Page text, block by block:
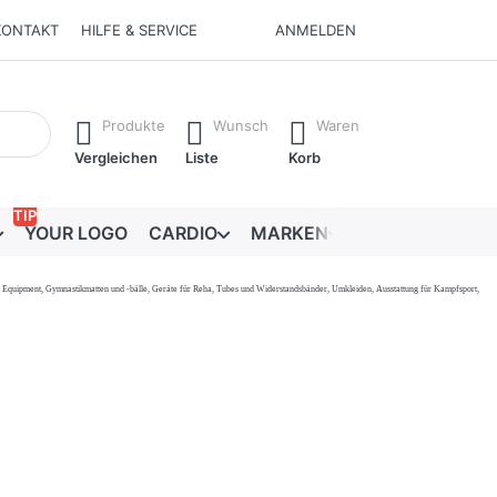
HILFE & SERVICE ANMELDEN
Drücken Sie die Eingabetaste, um alle Ergebnisse
Produkte
Vergleichen
Wunsch
Liste
Waren
Korb
YOUR LOGO
TIP
CARDIO MARKEN
Gymnastikmatten und -bälle, Geräte für Reha, Tubes und Widerstandsbänder, Umkleiden, Ausstattung für Kampfsport,